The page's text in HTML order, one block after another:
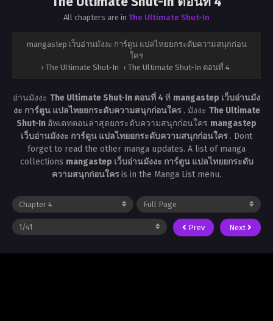
All chapters are in The Ultimate Shut-In
mangastep เว็บอ่านมังงะ การ์ตูน แปลไทยยกระดับความสนุกก่อน
ใคร
› The Ultimate Shut-In › The Ultimate Shut-In ตอนที่ 4
อ่านมังงะ The Ultimate Shut-In ตอนที่ 4 ที่ mangastep เว็บอ่านมัง
งะ การ์ตูน แปลไทยยกระดับความสนุกก่อนใคร . มังงะ The Ultimate
Shut-In อัพเดทตอนล่าสุดยกระดับความสนุกก่อนใคร mangastep
เว็บอ่านมังงะ การ์ตูน แปลไทยยกระดับความสนุกก่อนใคร . Dont
forget to read the other manga updates. A list of manga
collections mangastep เว็บอ่านมังงะ การ์ตูน แปลไทยยกระดับ
ความสนุกก่อนใครis in the Manga List menu.
Prev Next